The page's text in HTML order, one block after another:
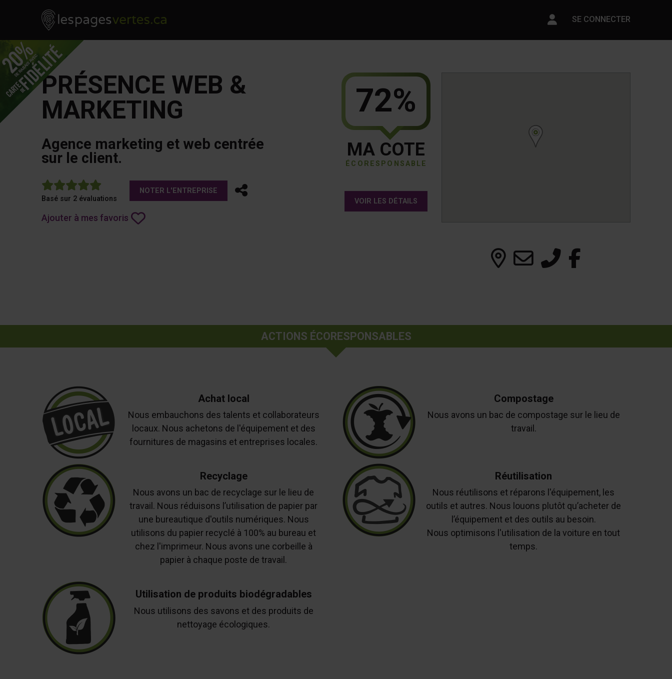
Skip to contentLes Pages Vertes - Go to homepage
Paramètres du compte
SE CONNECTER
PRÉSENCE WEB &
MARKETING
Agence marketing et web centrée
sur le client.
5
Basé sur 2 évaluations
NOTER L'ENTREPRISE Partager
Ajouter à mes favoris
72%
MA COTE
ÉCORESPONSABLE
VOIR LES DÉTAILS
ACTIONS ÉCORESPONSABLES
Achat local
Nous embauchons des talents et collaborateurs
locaux. Nous achetons de l'équipement et des
fournitures de magasins et entreprises locales.
Compostage
Nous avons un bac de compostage sur le lieu de
travail.
Recyclage
Nous avons un bac de recyclage sur le lieu de
travail. Nous réduisons l’utilisation de papier par
une bureautique d'outils numériques. Nous
utilisons du papier recyclé à 100% au bureau et
chez l'imprimeur. Nous avons une corbeille à
papier à chaque poste de travail.
Réutilisation
Nous réutilisons et réparons l'équipement, les
outils et autres. Nous louons plutôt qu’acheter de
l’équipement et des outils au besoin.
Nous optimisons l'utilisation de la voiture en tout
temps.
Utilisation de produits biodégradables
Nous utilisons des savons et des produits de
nettoyage écologiques.